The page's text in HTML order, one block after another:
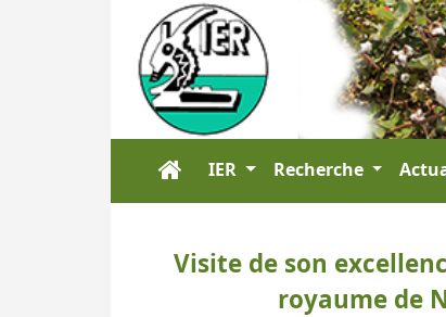
IER Recherche
Visite de son
royaume de